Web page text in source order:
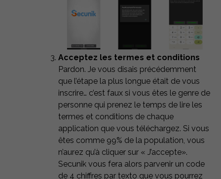
Acceptez les termes et conditions
Pardon. Je vous disais précédemment
que l’étape la plus longue était de vous
inscrire… c’est faux si vous êtes le genre de
personne qui prenez le temps de lire les
termes et conditions de chaque
application que vous téléchargez. Si vous
êtes comme 99% de la population, vous
n’aurez qu’à cliquer sur « J’accepte».
Secunik vous fera alors parvenir un code
de 4 chiffres par texto que vous pourrez